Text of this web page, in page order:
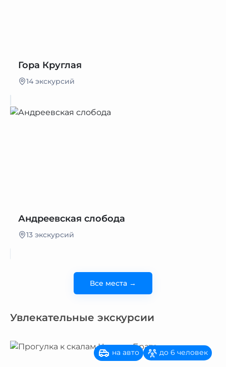
Гора Круглая
14 экскурсий
Андреевская слобода
13 экскурсий
Все места →
Увлекательные экскурсии
на авто до 6 человек